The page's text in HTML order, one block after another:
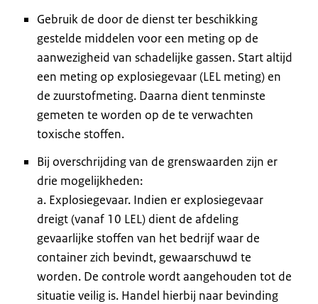
Gebruik de door de dienst ter beschikking
gestelde middelen voor een meting op de
aanwezigheid van schadelijke gassen. Start altijd
een meting op explosiegevaar (LEL meting) en
de zuurstofmeting. Daarna dient tenminste
gemeten te worden op de te verwachten
toxische stoffen.
Bij overschrijding van de grenswaarden zijn er
drie mogelijkheden:
a. Explosiegevaar. Indien er explosiegevaar
dreigt (vanaf 10 LEL) dient de afdeling
gevaarlijke stoffen van het bedrijf waar de
container zich bevindt, gewaarschuwd te
worden. De controle wordt aangehouden tot de
situatie veilig is. Handel hierbij naar bevinding